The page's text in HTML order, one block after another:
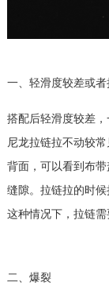
一、轻滑度较差或者
搭配后轻滑度较差，
尼龙拉链拉不动较
背面，可以看到布
缝隙。拉链拉的时
这种情况下，拉链需
二、爆裂